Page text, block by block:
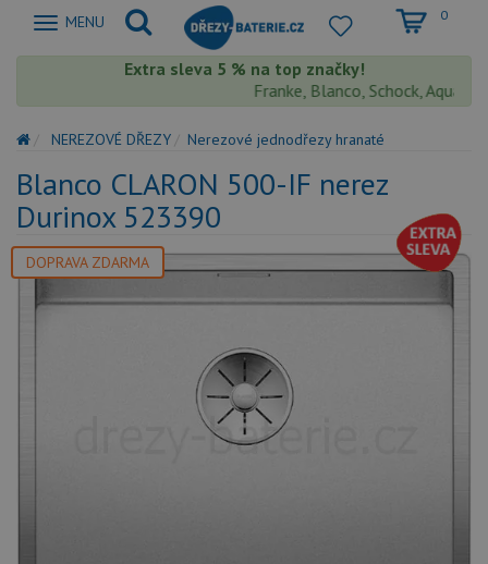
Zobrazit
MENU 0
Extra sleva 5 % na top značky!
Franke, Blanco, Schock,
NEREZOVÉ DŘEZY Nerezové jednodřezy hranaté
Blanco CLARON 500-IF nerez
Durinox 523390
DOPRAVA ZDARMA